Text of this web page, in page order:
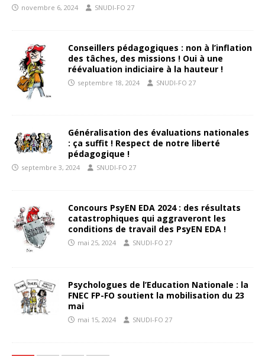
novembre 6, 2024 SNUDI-FO 27
Conseillers pédagogiques : non à l’inflation
des tâches, des missions ! Oui à une
réévaluation indiciaire à la hauteur !
septembre 18, 2024 SNUDI-FO 27
Généralisation des évaluations nationales
: ça suffit ! Respect de notre liberté
pédagogique !
septembre 3, 2024 SNUDI-FO 27
Concours PsyEN EDA 2024 : des résultats
catastrophiques qui aggraveront les
conditions de travail des PsyEN EDA !
mai 25, 2024 SNUDI-FO 27
Psychologues de l’Education Nationale : la
FNEC FP-FO soutient la mobilisation du 23
mai
mai 15, 2024 SNUDI-FO 27